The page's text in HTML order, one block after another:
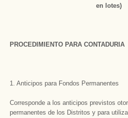
en lotes)
PROCEDIMIENTO PARA CONTADURIA
1. Anticipos para Fondos Permanentes
Corresponde a los anticipos previstos
permanentes de los Distritos y para